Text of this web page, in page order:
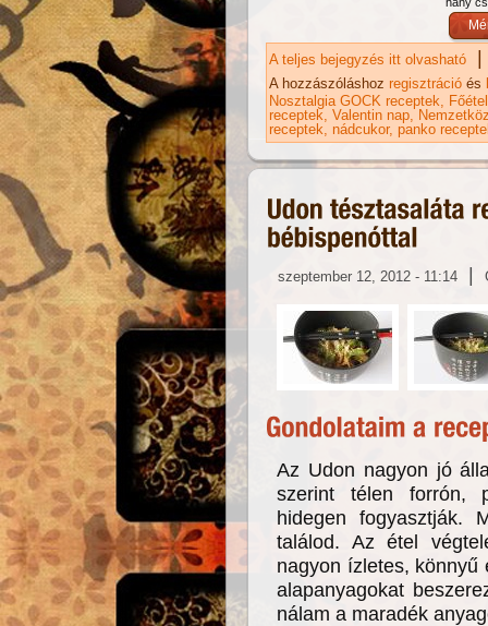
hány
A teljes bejegyzés itt olvasható |
A hozzászóláshoz regisztráció és
Nosztalgia GOCK receptek
receptek Valentin nap
receptek nádcukor panko
szeptember 12, 2012 - 11:14 |
Az Udon nagyon jó
szerint télen forrón,
hidegen fogyasztják.
találod. Az étel
nagyon ízletes, könnyű
alapanyagokat
nálam a maradék